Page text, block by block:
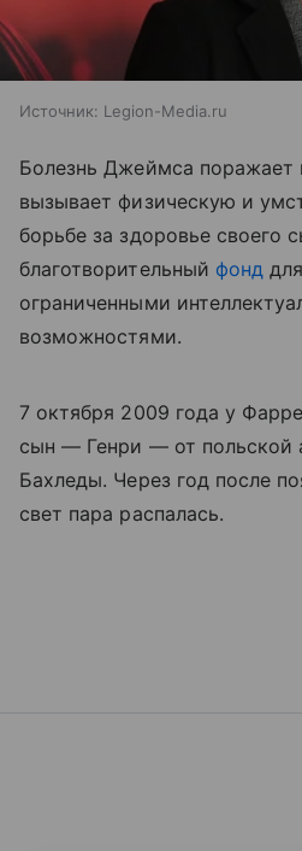
Источник: Legion-Media.ru
Болезнь Джеймса поражает
вызывает физическую и
борьбе за здоровье своего
благотворительный фонд
ограниченными
возможностями.
7 октября 2009 года у
сын — Генри — от польской
Бахледы. Через год после
свет пара распалась.